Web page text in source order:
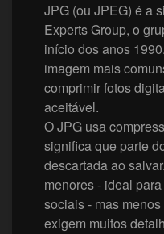
JPG (ou JPEG) é a
Experts Group, o
início dos anos
imagem mais
comprimir fotos
aceitável.
O JPG usa
significa que parte
descartada ao
menores - ideal
sociais - mas
exigem muitos